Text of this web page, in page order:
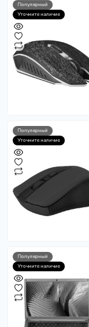
Популярный
Уточните наличие
Популярный
Уточните наличие
Популярный
Уточните наличие
S Softech
Чем